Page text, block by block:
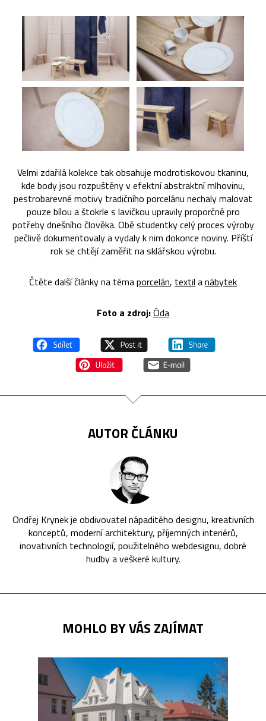
Velmi zdařilá kolekce tak obsahuje modrotiskovou tkaninu,
kde body jsou rozpuštěny v efektní abstraktní mlhovinu,
pestrobarevné motivy tradičního porcelánu nechaly malovat
pouze bílou a štokrle s lavičkou upravily proporčně pro
potřeby dnešního člověka. Obě studentky celý proces výroby
pečlivě dokumentovaly a vydaly k nim dokonce noviny. Příští
rok se chtějí zaměřit na sklářskou výrobu.
Čtěte další články na témaporcelán, textil anábytek
Foto a zdroj:Óda
AUTOR ČLÁNKU
Ondřej Krynek je obdivovatel nápaditého designu, kreativních
konceptů, moderní architektury, příjemných interiérů,
inovativních technologií, použitelného webdesignu, dobré
hudby a veškeré kultury.
MOHLO BY VÁS ZAJÍMAT